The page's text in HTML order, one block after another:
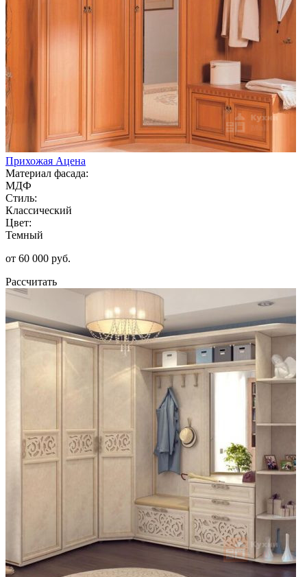
Прихожая Ацена
Материал фасада:
МДФ
Стиль:
Классический
Цвет:
Темный
от 60 000 руб.
Рассчитать